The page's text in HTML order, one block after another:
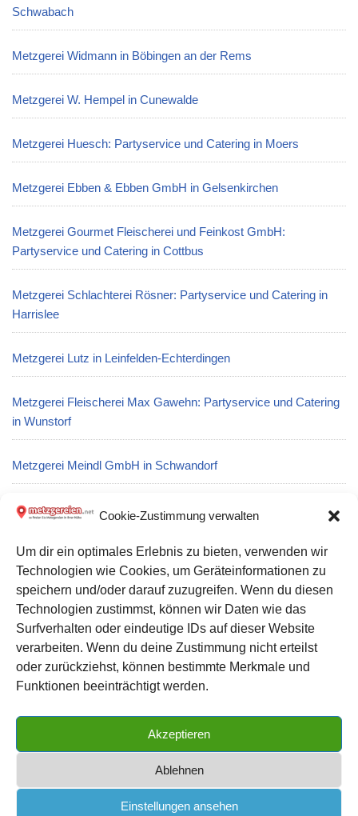
Cookie-Zustimmung verwalten
Um dir ein optimales Erlebnis zu bieten, verwenden wir
Technologien wie Cookies, um Geräteinformationen zu
speichern und/oder darauf zuzugreifen. Wenn du diesen
Technologien zustimmst, können wir Daten wie das
Surfverhalten oder eindeutige IDs auf dieser Website
verarbeiten. Wenn du deine Zustimmung nicht erteilst
oder zurückziehst, können bestimmte Merkmale und
Funktionen beeinträchtigt werden.
Akzeptieren
Ablehnen
Einstellungen ansehen
Schwabach
Metzgerei Widmann in Böbingen an der Rems
Metzgerei W. Hempel in Cunewalde
Metzgerei Huesch: Partyservice und Catering in Moers
Metzgerei Ebben & Ebben GmbH in Gelsenkirchen
Metzgerei Gourmet Fleischerei und Feinkost GmbH:
Partyservice und Catering in Cottbus
Metzgerei Schlachterei Rösner: Partyservice und Catering in
Harrislee
Metzgerei Lutz in Leinfelden-Echterdingen
Metzgerei Fleischerei Max Gawehn: Partyservice und Catering
in Wunstorf
Metzgerei Meindl GmbH in Schwandorf
Metzgerei Bernstein Johann GmbH & Co. KG in Schlitz
Metzgerei Willi Jung in Weilburg
Metzgerei Fleischerei Wiese in Süderbrarup
Kontakt zu uns